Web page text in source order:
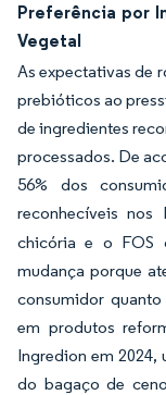
Preferência por
Vegetal
As expectativas de
prebióticos ao
de ingredientes
processados. De
56% dos
reconhecíveis nos
chicória e o FOS
mudança porque
consumidor
em produtos
Ingredion em
do bagaço de